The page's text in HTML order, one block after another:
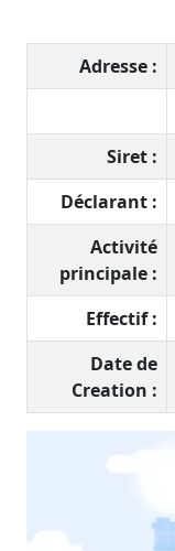
Adresse :
Siret :
Déclarant :
Activité
principale :
Effectif :
Date de
Creation :